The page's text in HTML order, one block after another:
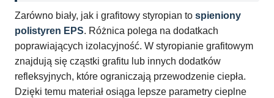
Zarówno biały, jak i grafitowy styropian to spieniony
polistyren EPS. Różnica polega na dodatkach
poprawiających izolacyjność. W styropianie grafitowym
znajdują się cząstki grafitu lub innych dodatków
refleksyjnych, które ograniczają przewodzenie ciepła.
Dzięki temu materiał osiąga lepsze parametry cieplne